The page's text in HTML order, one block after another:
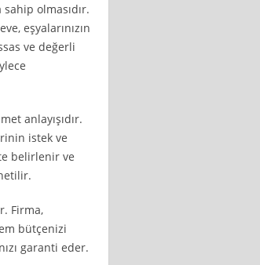
olmasıdır.
eşyalarınızın
ve değerli
anlayışıdır.
istek ve
belirlenir ve
Firma,
bütçenizi
garanti eder.